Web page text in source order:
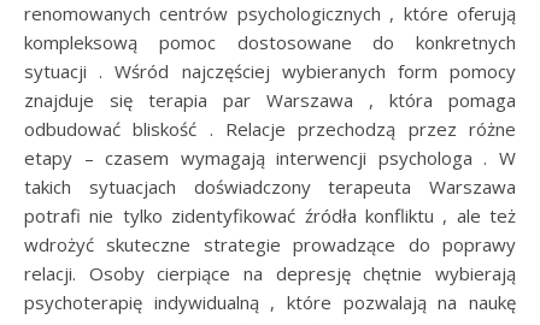
renomowanych centrów psychologicznych , które oferują
kompleksową pomoc dostosowane do konkretnych
sytuacji . Wśród najczęściej wybieranych form pomocy
znajduje się terapia par Warszawa , która pomaga
odbudować bliskość . Relacje przechodzą przez różne
etapy – czasem wymagają interwencji psychologa . W
takich sytuacjach doświadczony terapeuta Warszawa
potrafi nie tylko zidentyfikować źródła konfliktu , ale też
wdrożyć skuteczne strategie prowadzące do poprawy
relacji. Osoby cierpiące na depresję chętnie wybierają
psychoterapię indywidualną , które pozwalają na naukę